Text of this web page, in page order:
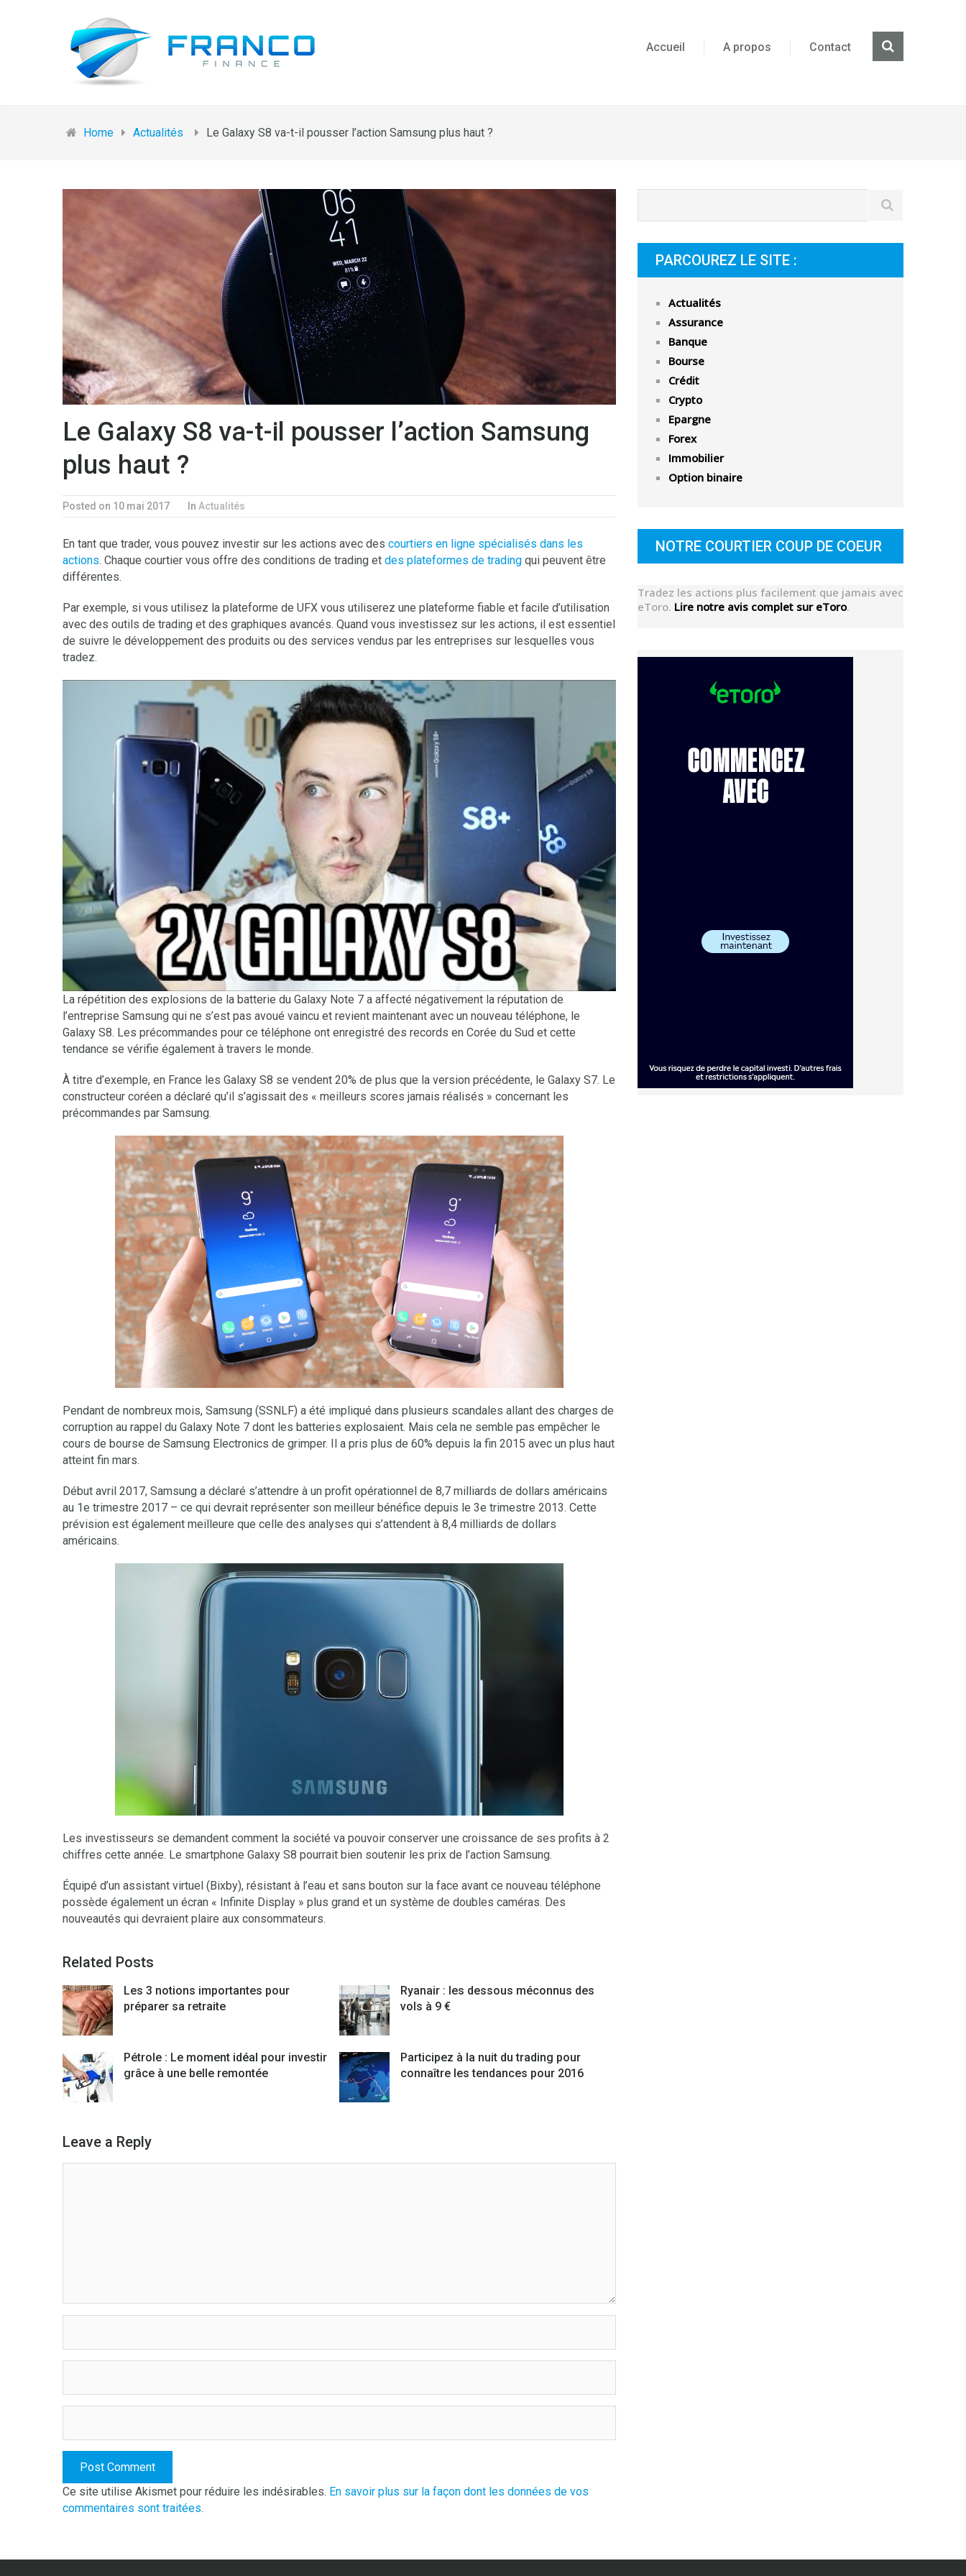
Accueil A propos Contact
Home Actualités Le Galaxy S8 va-t-il pousser l’action Samsung plus haut ?
Le Galaxy S8 va-t-il pousser l’action Samsung
plus haut ?
Posted on 10 mai 2017 In Actualités
En tant que trader, vous pouvez investir sur les actions avec des courtiers en ligne spécialisés dans les
actions. Chaque courtier vous offre des conditions de trading et des plateformes de trading qui peuvent être
différentes.
Par exemple, si vous utilisez la plateforme de UFX vous utiliserez une plateforme fiable et facile d’utilisation
avec des outils de trading et des graphiques avancés. Quand vous investissez sur les actions, il est essentiel
de suivre le développement des produits ou des services vendus par les entreprises sur lesquelles vous
tradez.
La répétition des explosions de la batterie du Galaxy Note 7 a affecté négativement la réputation de
l’entreprise Samsung qui ne s’est pas avoué vaincu et revient maintenant avec un nouveau téléphone, le
Galaxy S8. Les précommandes pour ce téléphone ont enregistré des records en Corée du Sud et cette
tendance se vérifie également à travers le monde.
À titre d’exemple, en France les Galaxy S8 se vendent 20% de plus que la version précédente, le Galaxy S7. Le
constructeur coréen a déclaré qu’il s’agissait des « meilleurs scores jamais réalisés » concernant les
précommandes par Samsung.
Pendant de nombreux mois, Samsung (SSNLF) a été impliqué dans plusieurs scandales allant des charges de
corruption au rappel du Galaxy Note 7 dont les batteries explosaient. Mais cela ne semble pas empêcher le
cours de bourse de Samsung Electronics de grimper. Il a pris plus de 60% depuis la fin 2015 avec un plus haut
atteint fin mars.
Début avril 2017, Samsung a déclaré s’attendre à un profit opérationnel de 8,7 milliards de dollars américains
au 1e trimestre 2017 – ce qui devrait représenter son meilleur bénéfice depuis le 3e trimestre 2013. Cette
prévision est également meilleure que celle des analyses qui s’attendent à 8,4 milliards de dollars
américains.
Les investisseurs se demandent comment la société va pouvoir conserver une croissance de ses profits à 2
chiffres cette année. Le smartphone Galaxy S8 pourrait bien soutenir les prix de l’action Samsung.
Équipé d’un assistant virtuel (Bixby), résistant à l’eau et sans bouton sur la face avant ce nouveau téléphone
possède également un écran « Infinite Display » plus grand et un système de doubles caméras. Des
nouveautés qui devraient plaire aux consommateurs.
Related Posts
Les 3 notions importantes pour
préparer sa retraite
Ryanair : les dessous méconnus des
vols à 9 €
Pétrole : Le moment idéal pour investir
grâce à une belle remontée
Participez à la nuit du trading pour
connaître les tendances pour 2016
Leave a Reply
Ce site utilise Akismet pour réduire les indésirables. En savoir plus sur la façon dont les données de vos
commentaires sont traitées.
PARCOUREZ LE SITE :
Actualités
Assurance
Banque
Bourse
Crédit
Crypto
Epargne
Forex
Immobilier
Option binaire
NOTRE COURTIER COUP DE COEUR
Tradez les actions plus facilement que jamais avec
eToro. Lire notre avis complet sur eToro.